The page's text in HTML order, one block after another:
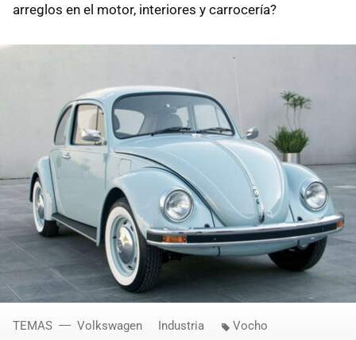
arreglos en el motor, interiores y carrocería?
TEMAS Volkswagen Industria Vocho